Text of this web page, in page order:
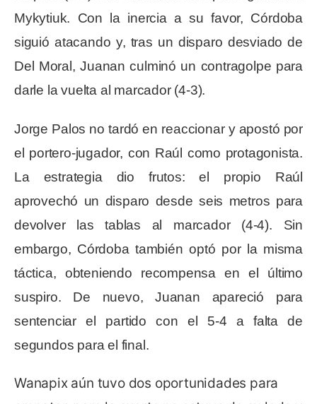
Mykytiuk. Con la inercia a su favor, Córdoba
siguió atacando y, tras un disparo desviado de
Del Moral, Juanan culminó un contragolpe para
darle la vuelta al marcador (4-3).
Jorge Palos no tardó en reaccionar y apostó por
el portero-jugador, con Raúl como protagonista.
La estrategia dio frutos: el propio Raúl
aprovechó un disparo desde seis metros para
devolver las tablas al marcador (4-4). Sin
embargo, Córdoba también optó por la misma
táctica, obteniendo recompensa en el último
suspiro. De nuevo, Juanan apareció para
sentenciar el partido con el 5-4 a falta de
segundos para el final.
Wanapix aún tuvo dos oportunidades para